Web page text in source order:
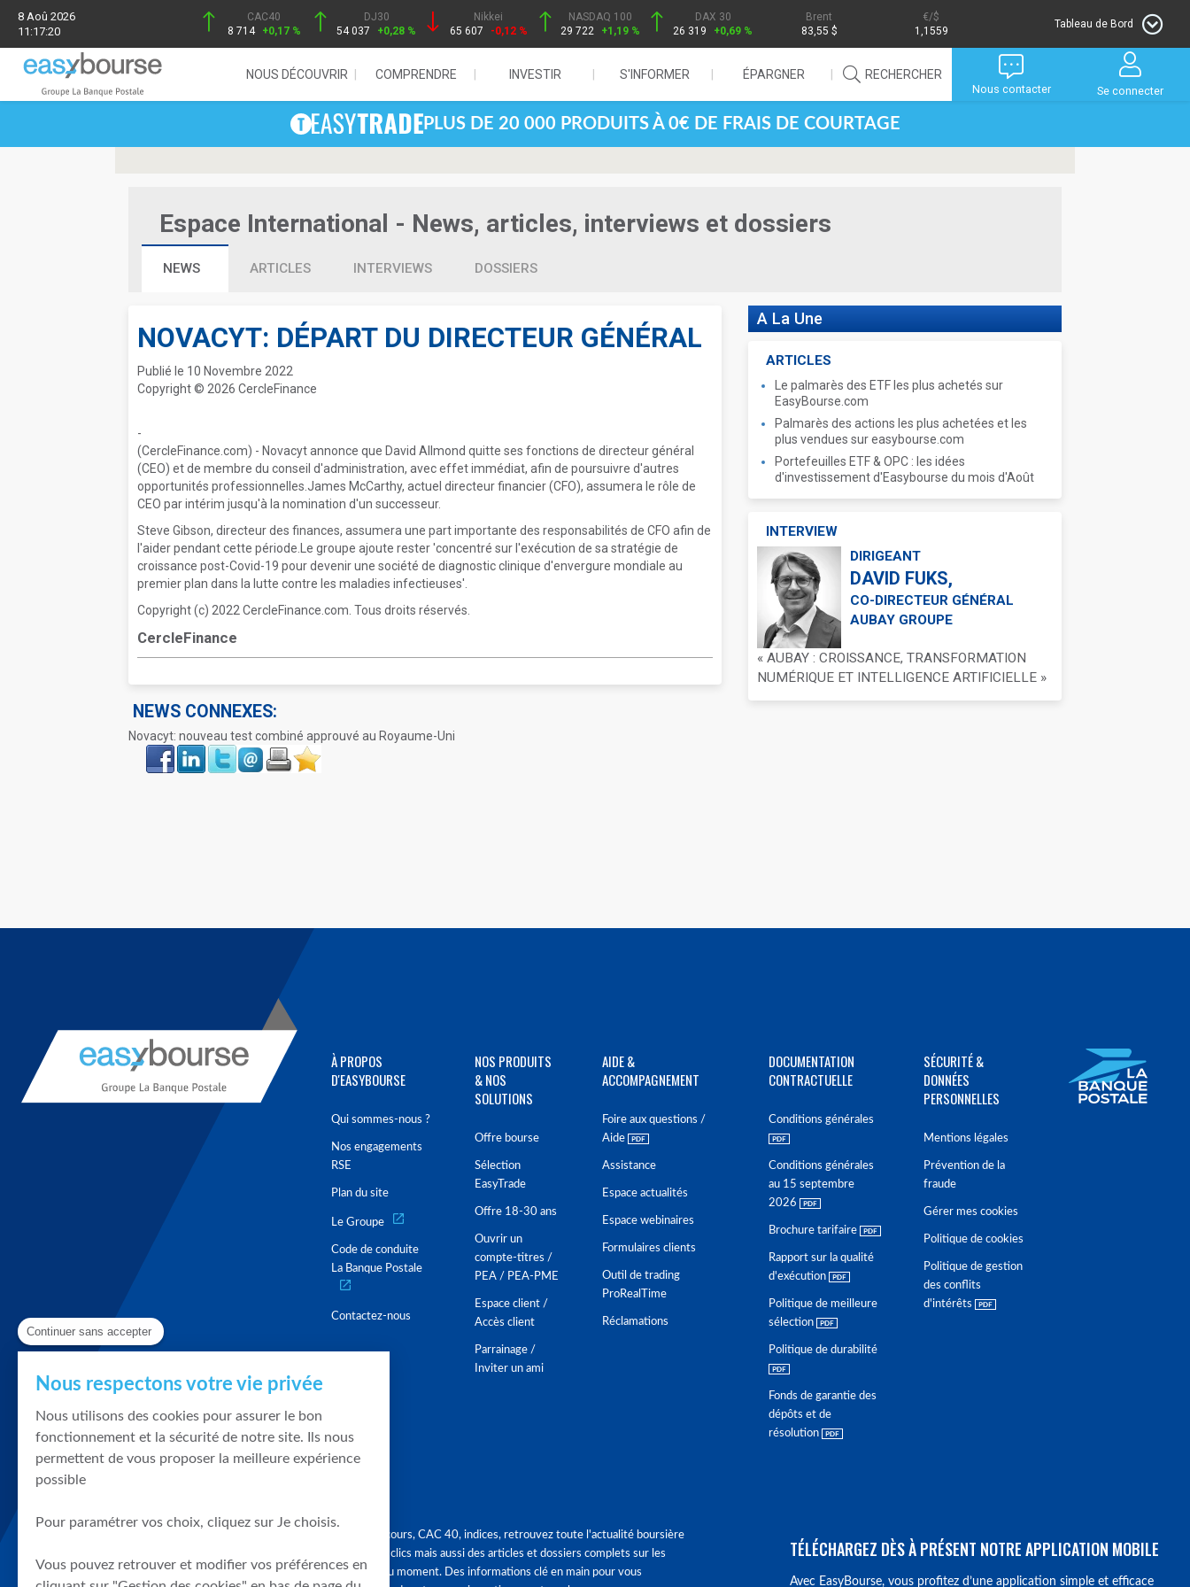
8 Aoû 2026
11:17:20
CAC40
8 714 +0,17 %
DJ30
54 037
+0,28 %
Nikkei
65 607
-0,12 %
NASDAQ 100
29 722
+1,19 %
DAX 30
26 319
+0,69 %
Brent
83,55 $
/$
1,1559
Tableau de Bord
NOUS DÉCOUVRIR COMPRENDRE INVESTIR S'INFORMER ÉPARGNER RECHERCHER
Nous contacter Se connecter
PLUS DE 20 000 PRODUITS À 0€ DE FRAIS DE COURTAGE
Espace International - News, articles, interviews et dossiers
NEWS ARTICLES INTERVIEWS DOSSIERS
NOVACYT: DÉPART DU DIRECTEUR GÉNÉRAL
Publié le 10 Novembre 2022
Copyright © 2026 CercleFinance
-
(CercleFinance.com) - Novacyt annonce que David Allmond quitte ses fonctions de directeur général
(CEO) et de membre du conseil d'administration, avec effet immédiat, afin de poursuivre d'autres
opportunités professionnelles.James McCarthy, actuel directeur financier (CFO), assumera le rôle de
CEO par intérim jusqu'à la nomination d'un successeur.
Steve Gibson, directeur des finances, assumera une part importante des responsabilités de CFO afin de
l'aider pendant cette période.Le groupe ajoute rester 'concentré sur l'exécution de sa stratégie de
croissance post-Covid-19 pour devenir une société de diagnostic clinique d'envergure mondiale au
premier plan dans la lutte contre les maladies infectieuses'.
Copyright (c) 2022 CercleFinance.com. Tous droits réservés.
CercleFinance
NEWS CONNEXES:
Novacyt: nouveau test combiné approuvé au Royaume-Uni
Face
book
LinkIn Twitter Envoyer ImprimerFavoris
A La Une
ARTICLES
Le palmarès des ETF les plus achetés sur
EasyBourse.com
Palmarès des actions les plus achetées et les
plus vendues sur easybourse.com
Portefeuilles ETF & OPC : les idées
d'investissement d'Easybourse du mois d'Août
INTERVIEW
DIRIGEANT
DAVID FUKS,
CO-DIRECTEUR GÉNÉRAL
AUBAY GROUPE
« AUBAY : CROISSANCE, TRANSFORMATION
NUMÉRIQUE ET INTELLIGENCE ARTIFICIELLE »
À PROPOS
D'EASYBOURSE
Qui sommes-nous ?
Nos engagements
RSE
Plan du site
Le Groupe
Code de conduite
La Banque Postale
Contactez-nous
NOS PRODUITS
& NOS
SOLUTIONS
Offre bourse
Sélection
EasyTrade
Offre 18-30 ans
Ouvrir un
compte-titres /
PEA / PEA-PME
Espace client /
Accès client
Parrainage /
Inviter un ami
AIDE &
ACCOMPAGNEMENT
Foire aux questions /
Aide
Assistance
Espace actualités
Espace webinaires
Formulaires clients
Outil de trading
ProRealTime
Réclamations
DOCUMENTATION
CONTRACTUELLE
Conditions générales
Conditions générales
au 15 septembre
2026
Brochure tarifaire
Rapport sur la qualité
d'exécution
Politique de meilleure
sélection
Politique de durabilité
Fonds de garantie des
dépôts et de
résolution
SÉCURITÉ &
DONNÉES
PERSONNELLES
Mentions légales
Prévention de la
fraude
Gérer mes cookies
Politique de cookies
Politique de gestion
des conflits
d'intérêts
Graphique, cours, CAC 40, indices, retrouvez toute l'actualité boursière
en quelques clics mais aussi des articles et dossiers complets sur les
tendances du moment. Des informations clé en main pour vous
TÉLÉCHARGEZ DÈS À PRÉSENT NOTRE APPLICATION MOBILE
Avec EasyBourse, vous profitez d’une application simple et efficace
Continuer sans accepter
Nous respectons votre vie privée
Nous utilisons des cookies pour assurer le bon
fonctionnement et la sécurité de notre site. Ils nous
permettent de vous proposer la meilleure expérience
possible
Pour paramétrer vos choix, cliquez sur Je choisis.
Vous pouvez retrouver et modifier vos préférences en